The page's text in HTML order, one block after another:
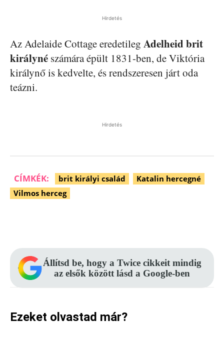
Hirdetés
Az Adelaide Cottage eredetileg Adelheid brit
királyné számára épült 1831-ben, de Viktória
királynő is kedvelte, és rendszeresen járt oda
teázni.
Hirdetés
CÍMKÉK: brit királyi család
Katalin hercegné
Vilmos herceg
Állítsd be, hogy a Twice cikkeit mindig
az elsők között lásd a Google-ben
Ezeket olvastad már?